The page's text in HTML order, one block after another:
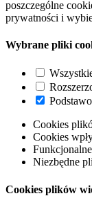
poszczególne
prywatności i
Wybrane pliki
Cookies
Cookies
Niezbędne
Cookies plików